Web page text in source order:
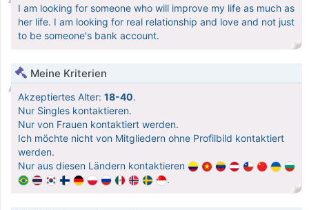
I am looking for someone who will improve my life as much as
her life. I am looking for real relationship and love and not just
to be someone's bank account.
Meine Kriterien
Akzeptiertes Alter: 18-40.
Nur Singles kontaktieren.
Nur von Frauen kontaktiert werden.
Ich möchte nicht von Mitgliedern ohne Profilbild kontaktiert
werden.
Nur aus diesen Ländern kontaktieren
.